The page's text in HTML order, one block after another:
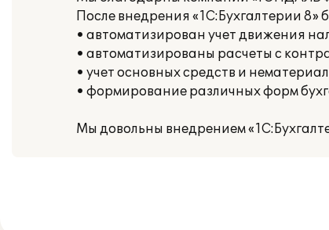
После внедрения «1С:Бухгалтерии
• автоматизирован учет движения
• автоматизированы расчеты с
• учет основных средств и
• формирование различных форм
Мы довольны внедрением